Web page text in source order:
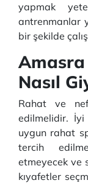
yapmak
antrenmanlar
bir şekilde
Nasıl
Rahat ve
edilmelidir.
uygun rahat
tercih
etmeyecek ve
kıyafetler